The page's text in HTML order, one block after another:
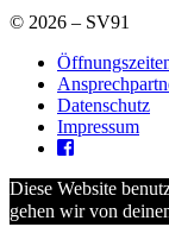
© 2026 – SV91
Datenschutz
Impressum
Diese Website
gehen wir von